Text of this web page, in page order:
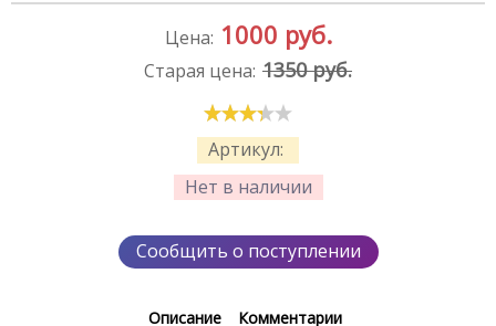
Артикул:
Нет в наличии
Цена: 1000 руб.
Старая цена: 1350 руб.
Сообщить о поступлении
Описание Комментарии